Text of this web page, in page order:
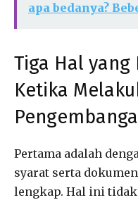
apa bedanya?
Tiga Hal
Ketika
Pertama adalah
syarat serta
lengkap. Hal ini tidak